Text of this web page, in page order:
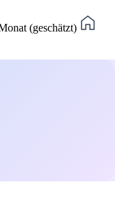
(geschätzt)